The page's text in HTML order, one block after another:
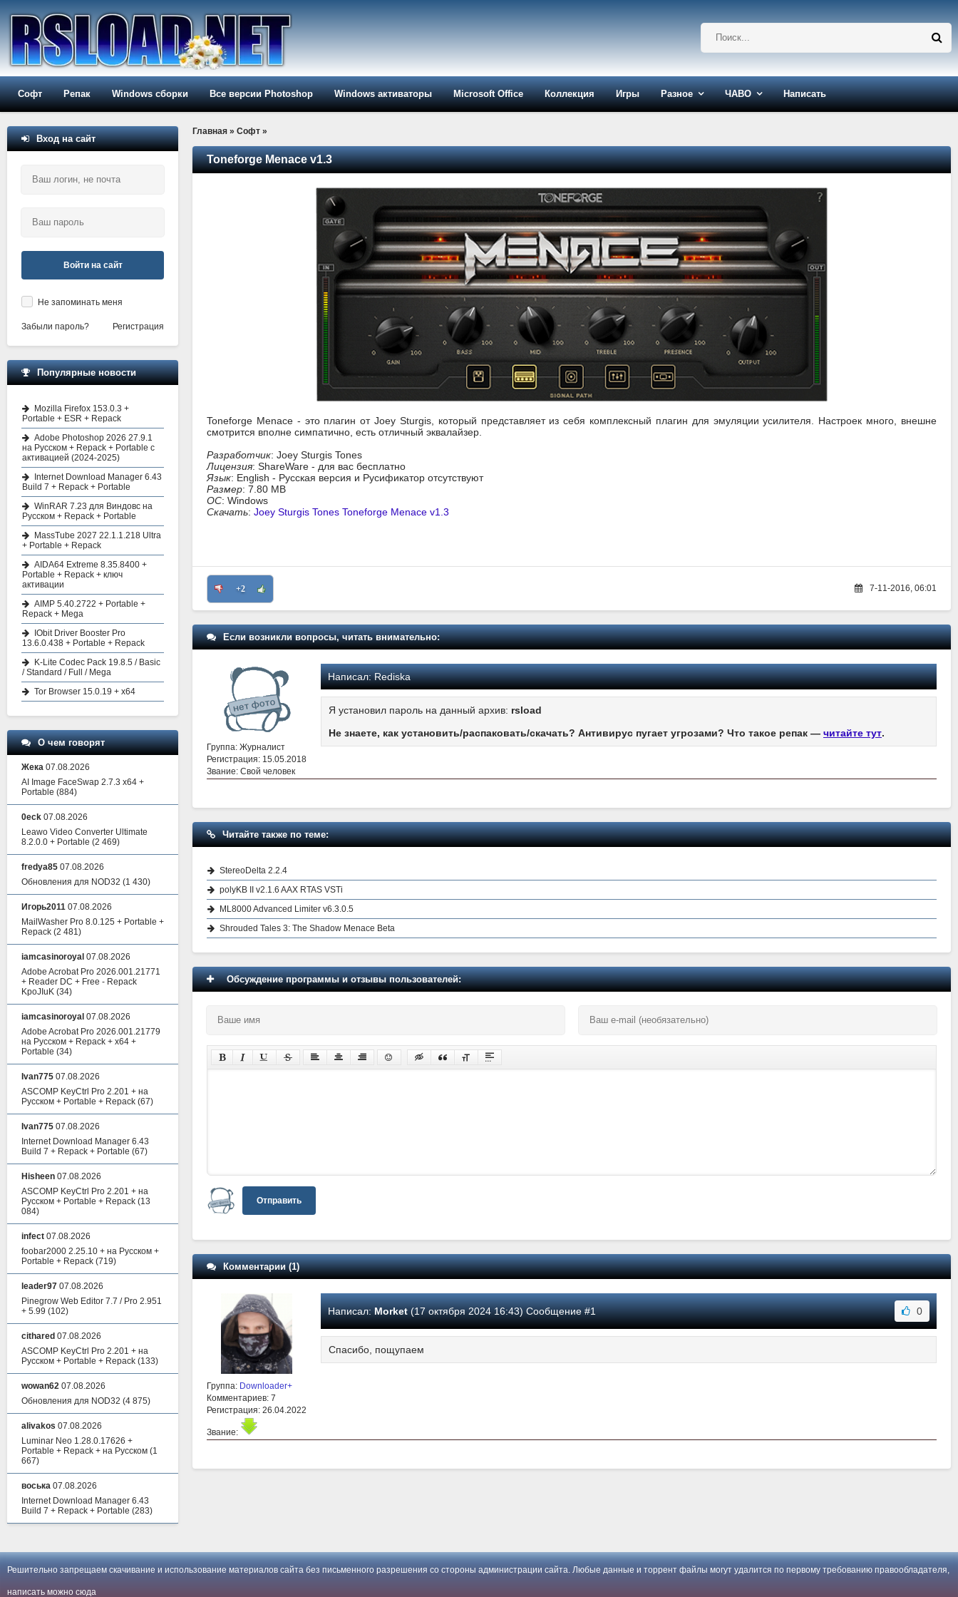
Софт Репак Windows сборки Все версии Photoshop Windows активаторы Microsoft Office Коллекция Игры Разное ЧАВО Написать
Главная » Софт »
Toneforge Menace v1.3
Toneforge Menace - это плагин от Joey Sturgis, который представляет из себя комплексный плагин для эмуляции усилителя. Настроек много, внешне
смотрится вполне симпатично, есть отличный эквалайзер.
Разработчик: Joey Sturgis Tones
Лицензия: ShareWare - для вас бесплатно
Язык: English - Русская версия и Русификатор отсутствуют
Размер: 7.80 MB
ОС: Windows
Скачать: Joey Sturgis Tones Toneforge Menace v1.3
+2 7-11-2016, 06:01
Если возникли вопросы, читать внимательно:
Группа: Журналист
Регистрация: 15.05.2018
Звание: Свой человек
Написал:Rediska
Я установил пароль на данный архив: rsload
Не знаете, как установить/распаковать/скачать? Антивирус пугает угрозами? Что такое репак — читайте тут.
Читайте также по теме:
StereoDelta 2.2.4
polyKB II v2.1.6 AAX RTAS VSTi
ML8000 Advanced Limiter v6.3.0.5
Shrouded Tales 3: The Shadow Menace Beta
Обсуждение программы и отзывы пользователей:
Отправить
Комментарии (1)
Группа: Downloader+
Комментариев: 7
Регистрация: 26.04.2022
Звание:
Написал: Morket(17 октября 2024 16:43) Сообщение #1 0
Спасибо, пощупаем
Вход на сайт
Войти на сайт
Не запоминать меня
Забыли пароль? Регистрация
Популярные новости
Mozilla Firefox 153.0.3 +
Portable + ESR + Repack
Adobe Photoshop 2026 27.9.1
на Русском + Repack + Portable с
активацией (2024-2025)
Internet Download Manager 6.43
Build 7 + Repack + Portable
WinRAR 7.23 для Виндовс на
Русском + Repack + Portable
MassTube 2027 22.1.1.218 Ultra
+ Portable + Repack
AIDA64 Extreme 8.35.8400 +
Portable + Repack + ключ
активации
AIMP 5.40.2722 + Portable +
Repack + Mega
IObit Driver Booster Pro
13.6.0.438 + Portable + Repack
K-Lite Codec Pack 19.8.5 / Basic
/ Standard / Full / Mega
Tor Browser 15.0.19 + x64
О чем говорят
Жека 07.08.2026
AI Image FaceSwap 2.7.3 x64 +
Portable (884)
0eck 07.08.2026
Leawo Video Converter Ultimate
8.2.0.0 + Portable (2 469)
fredya85 07.08.2026
Обновления для NOD32 (1 430)
Игорь2011 07.08.2026
MailWasher Pro 8.0.125 + Portable +
Repack (2 481)
iamcasinoroyal 07.08.2026
Adobe Acrobat Pro 2026.001.21771
+ Reader DC + Free - Repack
KpoJIuK (34)
iamcasinoroyal 07.08.2026
Adobe Acrobat Pro 2026.001.21779
на Русском + Repack + x64 +
Portable (34)
Ivan775 07.08.2026
ASCOMP KeyCtrl Pro 2.201 + на
Русском + Portable + Repack (67)
Ivan775 07.08.2026
Internet Download Manager 6.43
Build 7 + Repack + Portable (67)
Hisheen 07.08.2026
ASCOMP KeyCtrl Pro 2.201 + на
Русском + Portable + Repack (13
084)
infect 07.08.2026
foobar2000 2.25.10 + на Русском +
Portable + Repack (719)
leader97 07.08.2026
Pinegrow Web Editor 7.7 / Pro 2.951
+ 5.99 (102)
cithared 07.08.2026
ASCOMP KeyCtrl Pro 2.201 + на
Русском + Portable + Repack (133)
wowan62 07.08.2026
Обновления для NOD32 (4 875)
alivakos 07.08.2026
Luminar Neo 1.28.0.17626 +
Portable + Repack + на Русском (1
667)
воська 07.08.2026
Internet Download Manager 6.43
Build 7 + Repack + Portable (283)
Решительно запрещаем скачивание и использование материалов сайта без письменного разрешения со стороны администрации сайта. Любые данные и торрент файлы могут удалится по первому требованию правообладателя,
написать можно сюда